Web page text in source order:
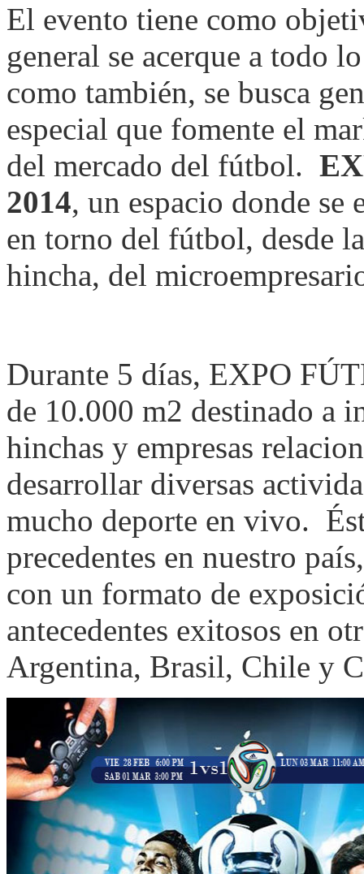
El evento tiene como
general se acerque a todo
como también, se busca
especial que fomente el
del mercado del fútbol.
2014, un espacio donde
en torno del fútbol, desde
hincha, del
Durante 5 días, EXPO
de 10.000 m2 destinado a
hinchas y empresas
desarrollar diversas
mucho deporte en vivo.
precedentes en nuestro
con un formato de
antecedentes exitosos en
Argentina, Brasil, Chile y